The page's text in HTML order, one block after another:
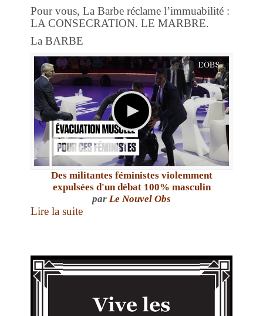
Pour vous, La Barbe réclame l’immuabilité :
LA CONSECRATION. LE MARBRE.
La BARBE
Des militantes féministes violemment
expulsées d'un débat 100% masculin
par Le Nouvel Obs
Lire la suite